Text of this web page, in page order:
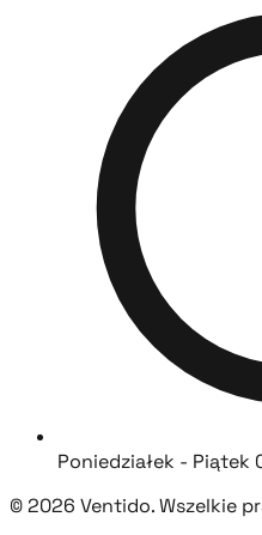
Poniedziałek - Piątek
© 2026 Ventido. Wszelkie